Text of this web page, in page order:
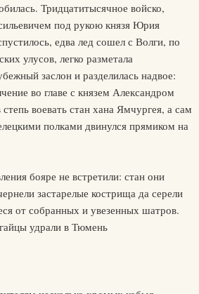
Тридцатитысячное войско,
под рукою князя Юрия
едва лед сошел с Волги, по
улусов, легко разметала
заслон и разделилась надвое:
во главе с князем Александром
воевать стан хана Ямчургея, а сам
полками двинулся прямиком на
бояре не встретили: стан они
застарелые кострища да серели
от собранных и увезенных шатров.
удрали в Тюмень